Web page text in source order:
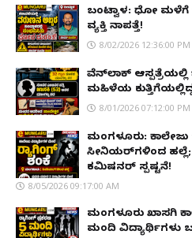
ಬಂಟ್ವಾಳ: ಧೋ ಮಳೆಗೆ
ವ್ಯಕ್ತಿ ನಾಪತ್ತೆ!
8/02/2026 12:36:00 PM
ವೆನ್‌ಲಾಕ್ ಆಸ್ಪತ್ರೆಯಲ್ಲಿ
ಮಹಿಳೆಯ ಕುತ್ತಿಗೆಯಲ್ಲಿದ್ದ
8/01/2026 07:12:00 PM
ಮಂಗಳೂರು:
ಸೀನಿಯರ್‌ಗಳಿಂದ ಹಲ್ಲೆ;
ಕಮಿಷನರ್ ಸ್ಪಷ್ಟನೆ!
8/05/2026 09:17:00 AM
ಮಂಗಳೂರು ಖಾಸಗಿ
ಮಂದಿ ವಿದ್ಯಾರ್ಥಿಗಳು